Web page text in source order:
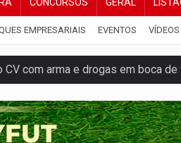
EMPRESARIAIS EVENTOS VÍDEOS
CV com arma e drogas em boca de
para ampliar ações voltadas a
durante exercício antiaéreo